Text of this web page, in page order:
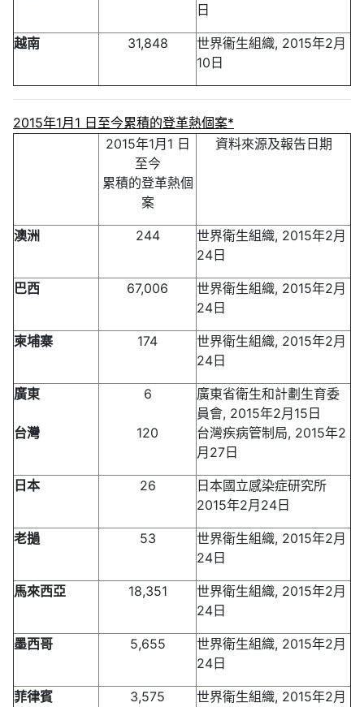
日
越南 31,848
世界衞生組織, 2015年2月
10日
2015年1月1 日至今累積的登革熱個案*
2015年1月1 日
至今
累積的登革熱個
案
資料來源及報告日期
澳洲 244
世界衛生組織, 2015年2月
24日
巴西 67,006
世界衛生組織, 2015年2月
24日
柬埔寨 174
世界衛生組織, 2015年2月
24日
廣東
台灣
6
120
廣東省衛生和計劃生育委
員會, 2015年2月15日
台灣疾病管制局, 2015年2
月27日
日本 26
日本國立感染症研究所
2015年2月24日
老撾 53
世界衛生組織, 2015年2月
24日
馬來西亞 18,351
世界衛生組織, 2015年2月
24日
墨西哥 5,655
世界衛生組織, 2015年2月
24日
菲律賓 3,575
世界衛生組織, 2015年2月